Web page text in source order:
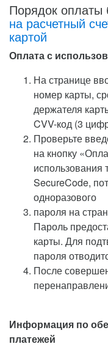
Порядок оплаты
на расчетный
картой
Оплата с
На странице
номер карты,
держателя
CVV-код (3
Проверьте
на кнопку
использования
SecureCode,
одноразового
пароля на
Пароль
карты. Для
пароля
После
Информация по
платежей